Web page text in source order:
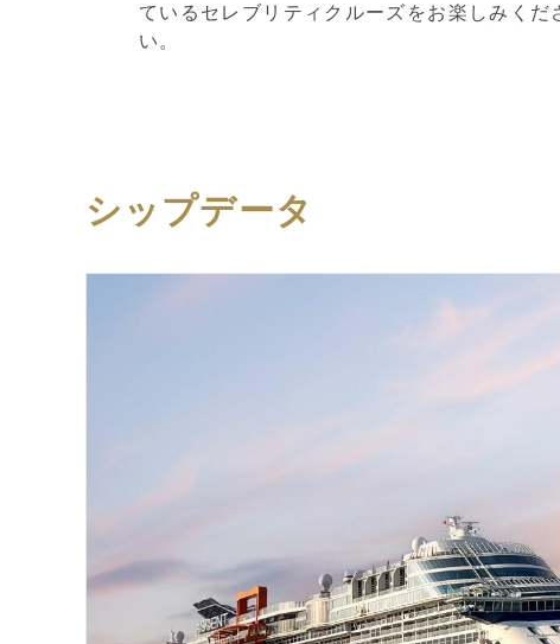
お楽しみくださ
シップデータ